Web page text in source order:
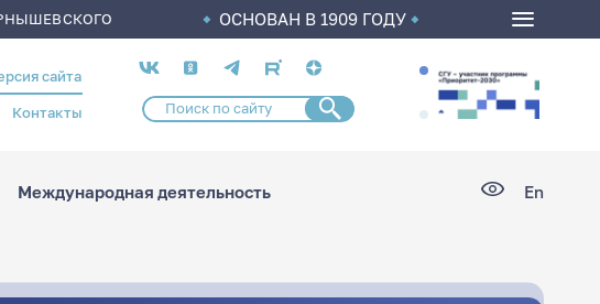
ОСНОВАН В 1909 ГОДУ
сайта
Контакты
Социальные
сети
Международная деятельность En